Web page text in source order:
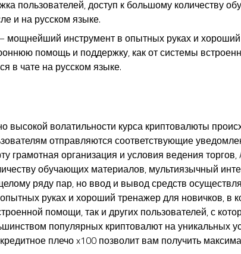
пользователей, доступ к большому количеству
и на русском языке.
мощнейший инструмент в опытных руках и
помощь и поддержку, как от системы
в чате на русском языке.
высокой волатильности курса криптовалюты
отправляются соответствующие
грамотная организация и условия ведения
обучающих материалов, мультиязычный
ряду пар, но ввод и вывод средств
руках и хороший тренажер для новичков,
помощи, так и других пользователей, с
популярных криптовалют на уникальных
плечо x100 позволит вам получить